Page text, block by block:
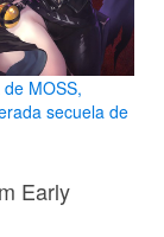
MOSS,
secuela de
Early